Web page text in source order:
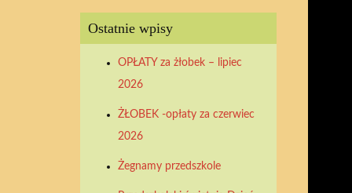
Ostatnie wpisy
OPŁATY za żłobek – lipiec
2026
ŻŁOBEK -opłaty za czerwiec
2026
Żegnamy przedszkole